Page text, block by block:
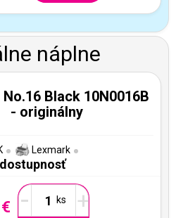
náplne
Black 10N0016B
- originálny
Lexmark
- +